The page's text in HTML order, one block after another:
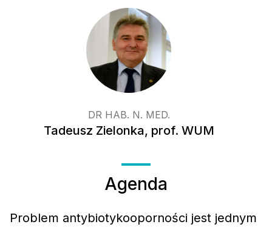
DR HAB. N. MED.
Tadeusz Zielonka, prof. WUM
Agenda
Problem antybiotykooporności jest jednym